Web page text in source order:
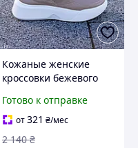
Кожаные женские
кроссовки бежевого
подошве
Готово к отправке
от321 ₴/мес
2 140 ₴